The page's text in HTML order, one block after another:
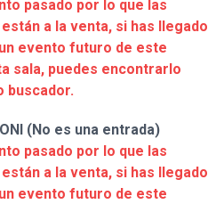
pasado por lo que las
a la venta, si has llegado
evento futuro de este
sala, puedes encontrarlo
buscador.
(No es una entrada)
pasado por lo que las
a la venta, si has llegado
evento futuro de este